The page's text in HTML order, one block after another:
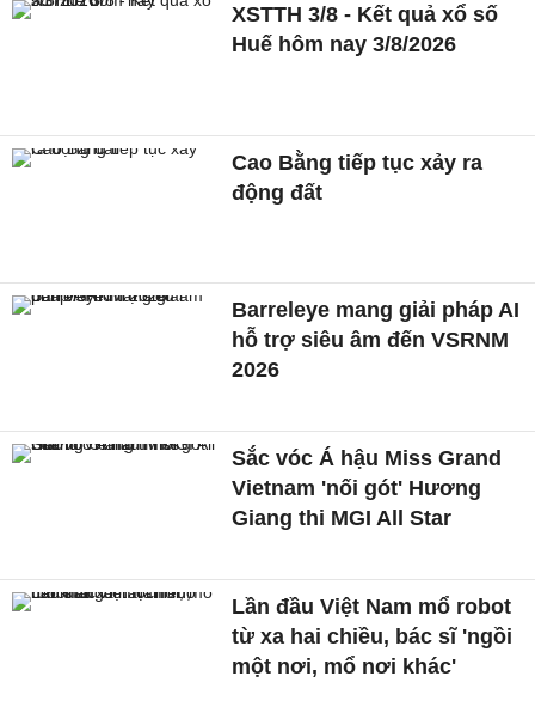
XSTTH 3/8 - Kết quả xổ số
Huế hôm nay 3/8/2026
Cao Bằng tiếp tục xảy ra
động đất
Barreleye mang giải pháp AI
hỗ trợ siêu âm đến VSRNM
2026
Sắc vóc Á hậu Miss Grand
Vietnam 'nối gót' Hương
Giang thi MGI All Star
Lần đầu Việt Nam mổ robot
từ xa hai chiều, bác sĩ 'ngồi
một nơi, mổ nơi khác'